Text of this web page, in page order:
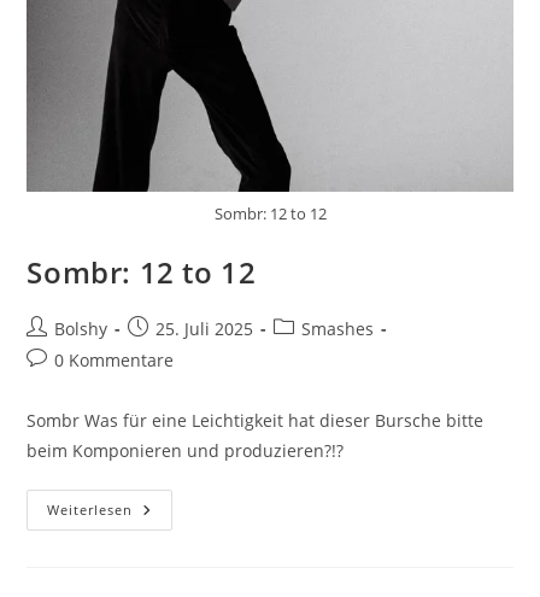
Sombr: 12 to 12
Sombr: 12 to 12
Beitrags-
Autor:
Bolshy
Beitrag
veröffentlicht:
25. Juli 2025
Beitrags-
Smashes
Beitrags-
0 Kommentare
Sombr Was für eine Leichtigkeit hat dieser Bursche bitte
beim Komponieren und produzieren?!?
Weiterlesen Sombr:
12